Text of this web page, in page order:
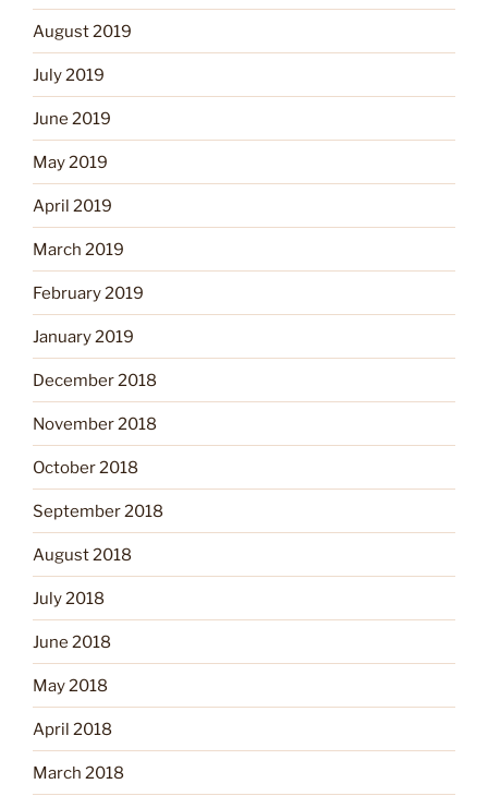
August 2019
July 2019
June 2019
May 2019
April 2019
March 2019
February 2019
January 2019
December 2018
November 2018
October 2018
September 2018
August 2018
July 2018
June 2018
May 2018
April 2018
March 2018